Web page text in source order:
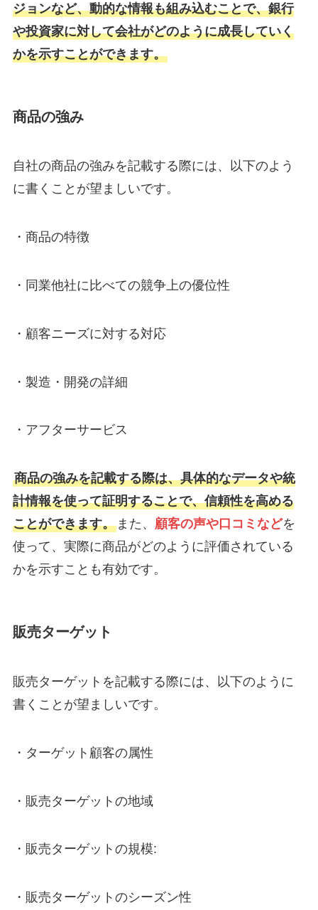
ジョンなど、動的な情報も組み込むことで、銀行
や投資家に対して会社がどのように成長していく
かを示すことができます。
商品の強み
自社の商品の強みを記載する際には、以下のよう
に書くことが望ましいです。
・商品の特徴
・同業他社に比べての競争上の優位性
・顧客ニーズに対する対応
・製造・開発の詳細
・アフターサービス
商品の強みを記載する際は、具体的なデータや統
計情報を使って証明することで、信頼性を高める
ことができます。また、 顧客の声や口コミなどを
使って、実際に商品がどのように評価されている
かを示すことも有効です。
販売ターゲット
販売ターゲットを記載する際には、以下のように
書くことが望ましいです。
・ターゲット顧客の属性
・販売ターゲットの地域
・販売ターゲットの規模:
・販売ターゲットのシーズン性